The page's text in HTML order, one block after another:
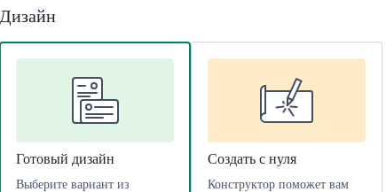
Дизайн
Готовый дизайн
Выберите вариант из
Создать с нуля
Конструктор поможет вам